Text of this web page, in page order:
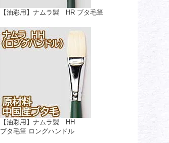
【油彩用】ナムラ製 HR ブタ毛筆
【油彩用】ナムラ製 HH
ブタ毛筆 ロングハンドル